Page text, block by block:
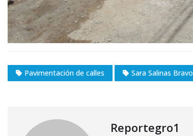
Pavimentación de calles Sara Salinas Bravo
Reportegro1